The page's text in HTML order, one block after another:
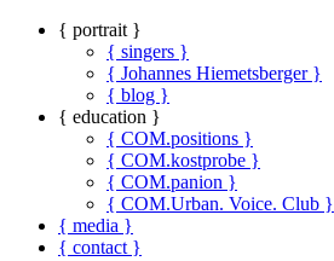
{ portrait }
{ singers }
{ Johannes Hiemetsberger }
{ blog }
{ education }
{ COM.positions }
{ COM.kostprobe }
{ COM.panion }
{ COM.Urban. Voice. Club }
{ media }
{ contact }